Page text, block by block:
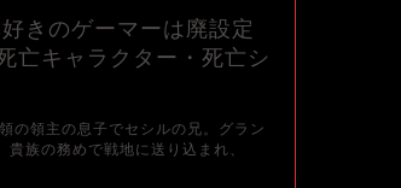
きのゲーマーは廃設定
亡キャラクター・死亡シ
の領主の息子でセシルの兄。グラン
族の務めで戦地に送り込まれ、